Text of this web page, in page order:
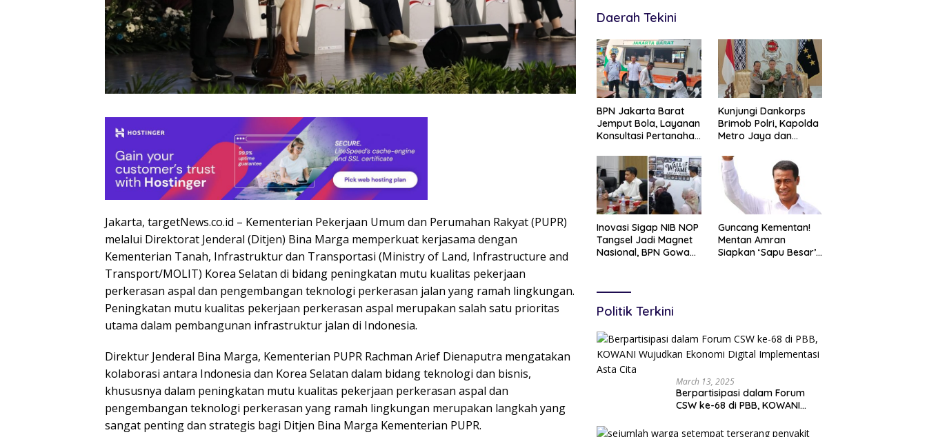
Jakarta, targetNews.co.id – Kementerian Pekerjaan Umum dan Perumahan Rakyat (PUPR)
melalui Direktorat Jenderal (Ditjen) Bina Marga memperkuat kerjasama dengan
Kementerian Tanah, Infrastruktur dan Transportasi (Ministry of Land, Infrastructure and
Transport/MOLIT) Korea Selatan di bidang peningkatan mutu kualitas pekerjaan
perkerasan aspal dan pengembangan teknologi perkerasan jalan yang ramah lingkungan.
Peningkatan mutu kualitas pekerjaan perkerasan aspal merupakan salah satu prioritas
utama dalam pembangunan infrastruktur jalan di Indonesia.
Direktur Jenderal Bina Marga, Kementerian PUPR Rachman Arief Dienaputra mengatakan
kolaborasi antara Indonesia dan Korea Selatan dalam bidang teknologi dan bisnis,
khususnya dalam peningkatan mutu kualitas pekerjaan perkerasan aspal dan
pengembangan teknologi perkerasan yang ramah lingkungan merupakan langkah yang
sangat penting dan strategis bagi Ditjen Bina Marga Kementerian PUPR.
Daerah Tekini
BPN Jakarta Barat
Jemput Bola, Layanan
Konsultasi Pertanahan
Tengah Masyarakat
Kunjungi Dankorps
Brimob Polri, Kapolda
Metro Jaya dan
Perkuat Soliditas TNI-
Polri
Inovasi Sigap NIB NOP
Tangsel Jadi Magnet
Nasional, BPN Gowa
Pertanahan
Guncang Kementan!
Mentan Amran
Siapkan ‘Sapu Besar’,
Politik Terkini
March 13, 2025
Berpartisipasi dalam Forum
CSW ke-68 di PBB, KOWANI
Implementasi Asta Cita